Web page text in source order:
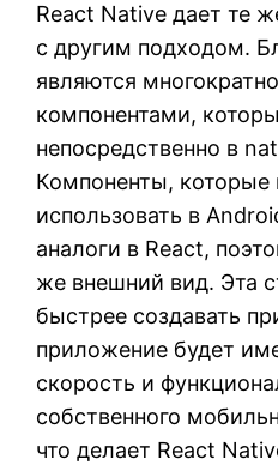
React Native дает те
с другим подходом.
являются
компонентами,
непосредственно в
Компоненты, которые
использовать в
аналоги в React,
же внешний вид. Эта
быстрее создавать
приложение будет
скорость и
собственного
что делает React